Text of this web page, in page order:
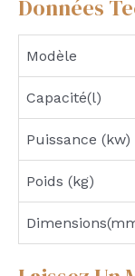
Données
Modèle
Capacité(l)
Puissance (kw)
Poids (kg)